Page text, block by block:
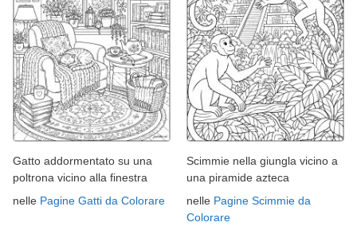
Gatto addormentato su una
poltrona vicino alla finestra
nelle Pagine Gatti da Colorare
Scimmie nella giungla vicino a
una piramide azteca
nelle Pagine Scimmie da
Colorare